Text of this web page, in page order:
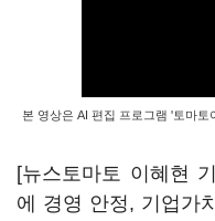
본 영상은 AI 편집 프로그램 '토마토
[뉴스토마토 이혜현
에 경영 안정, 기업가